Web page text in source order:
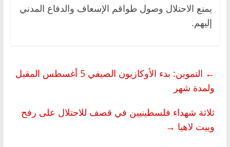
يمنع الاحتلال وصول طواقم الإسعاف والدفاع المدني
إليهم.
←
التموين: بدء الأوكازيون الصيفي 5 أغسطس المقبل
ولمدة شهر
ثلاثة شهداء فلسطينيين في قصف للاحتلال على رفح
وبيت لاهيا →